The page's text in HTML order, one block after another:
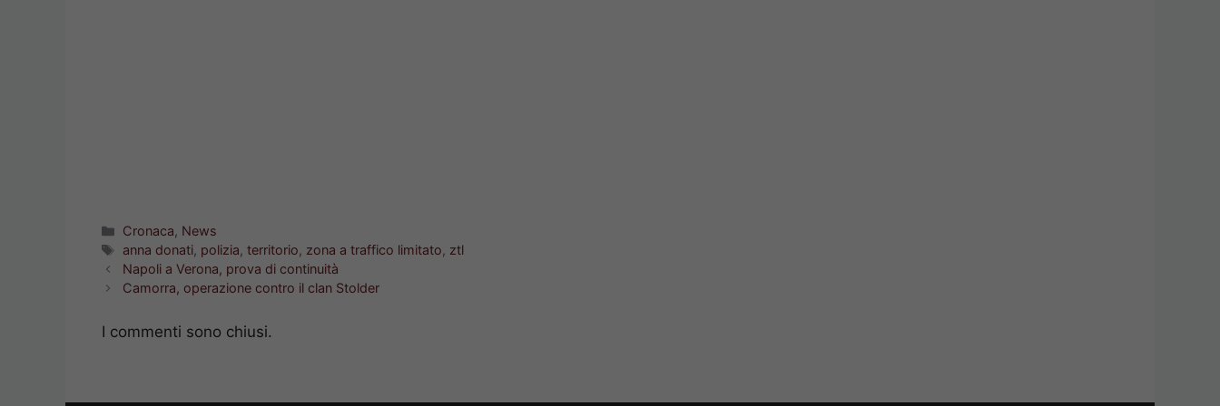
Categorie
Cronaca, News
Tag
anna donati, polizia,territorio, zona a traffico limitato, ztl
Napoli a Verona, prova di continuità
Camorra, operazione contro il clan Stolder
I commenti sono chiusi.